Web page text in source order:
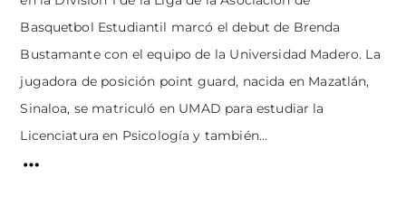
Basquetbol Estudiantil marcó el debut de Brenda
Bustamante con el equipo de la Universidad Madero. La
jugadora de posición point guard, nacida en Mazatlán,
Sinaloa, se matriculó en UMAD para estudiar la
Licenciatura en Psicología y también...